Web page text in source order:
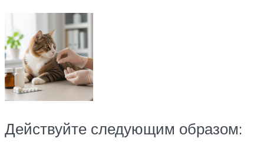
Действуйте следующим образом: